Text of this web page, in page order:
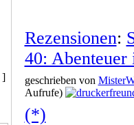
]
Rezensionen:
40: Abenteuer
geschrieben von
Aufrufe)
(*)